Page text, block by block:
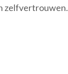
zelfvertrouwen.